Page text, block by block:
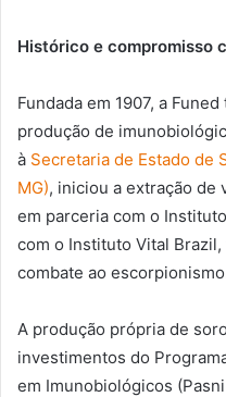
Histórico e compromisso
Fundada em 1907, a
produção de
à Secretaria de Estado de
MG), iniciou a extração de
em parceria com o
com o Instituto Vital
combate ao
A produção própria de
investimentos do
em Imunobiológicos